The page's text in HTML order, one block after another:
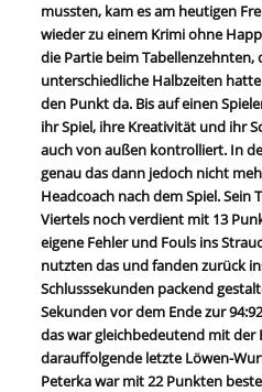
mussten, kam es am heutigen
wieder zu einem Krimi ohne
die Partie beim Tabellenzehnten,
unterschiedliche Halbzeiten
den Punkt da. Bis auf einen
ihr Spiel, ihre Kreativität und ihr
auch von außen kontrolliert. In
genau das dann jedoch nicht
Headcoach nach dem Spiel. Sein
Viertels noch verdient mit 13
eigene Fehler und Fouls ins
nutzten das und fanden zurück
Schlusssekunden packend
Sekunden vor dem Ende zur
das war gleichbedeutend mit der
darauffolgende letzte Löwen-
Peterka war mit 22 Punkten